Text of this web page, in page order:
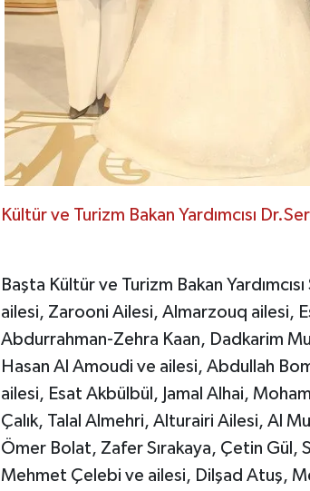
Kültür ve Turizm Bakan Yardımcısı
Başta Kültür ve Turizm Bakan
ailesi, Zarooni Ailesi, Almarzouq ailesi,
Abdurrahman-Zehra Kaan, Dadkarim
Hasan Al Amoudi ve ailesi, Abdullah
ailesi, Esat Akbülbül, Jamal Alhai,
Çalık, Talal Almehri, Alturairi Ailesi, Al
Ömer Bolat, Zafer Sırakaya, Çetin Gül,
Mehmet Çelebi ve ailesi, Dilşad Atuş,